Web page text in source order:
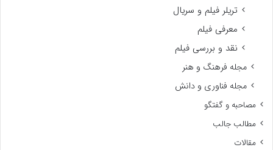
تریلر فیلم و سریال
معرفی فیلم
نقد و بررسی فیلم
مجله فرهنگ و هنر
مجله فناوری و دانش
مصاحبه و گفتگو
مطالب جالب
مقالات